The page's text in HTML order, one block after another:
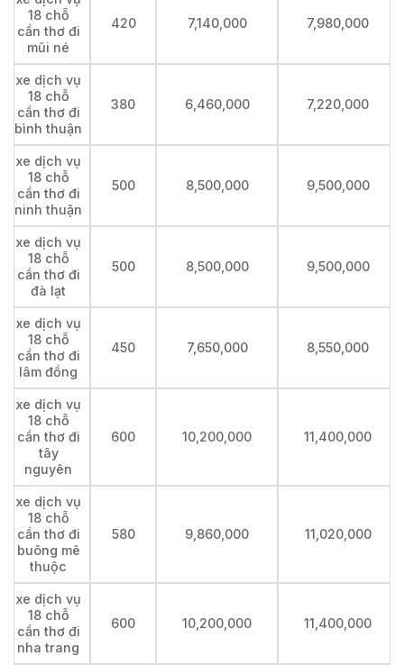
18 chỗ
cần thơ đi
mũi né
420 7,140,000 7,980,000
xe dịch vụ
18 chỗ
cần thơ đi
bình thuận
380 6,460,000 7,220,000
xe dịch vụ
18 chỗ
cần thơ đi
ninh thuận
500 8,500,000 9,500,000
xe dịch vụ
18 chỗ
cần thơ đi
đà lạt
500 8,500,000 9,500,000
xe dịch vụ
18 chỗ
cần thơ đi
lâm đồng
450 7,650,000 8,550,000
xe dịch vụ
18 chỗ
cần thơ đi
tây
nguyên
600 10,200,000 11,400,000
xe dịch vụ
18 chỗ
cần thơ đi
buông mê
thuộc
580 9,860,000 11,020,000
xe dịch vụ
18 chỗ
cần thơ đi
nha trang
600 10,200,000 11,400,000